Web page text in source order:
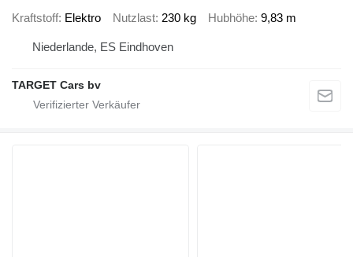
Kraftstoff Elektro Nutzlast 230 kg Hubhöhe 9,83 m
Niederlande, ES Eindhoven
TARGET Cars bv